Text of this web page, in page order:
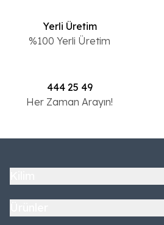
Yerli Üretim
%100 Yerli Üretim
444 25 49
Her Zaman Arayın!